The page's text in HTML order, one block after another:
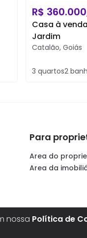
nossa Política de
R$
Casa à
Jardim
Catalão, Goiás
3 quartos2
Para
Area do
Area da